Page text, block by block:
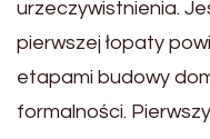
urzeczywistnienia.
pierwszej łopaty
etapami budowy
formalności.